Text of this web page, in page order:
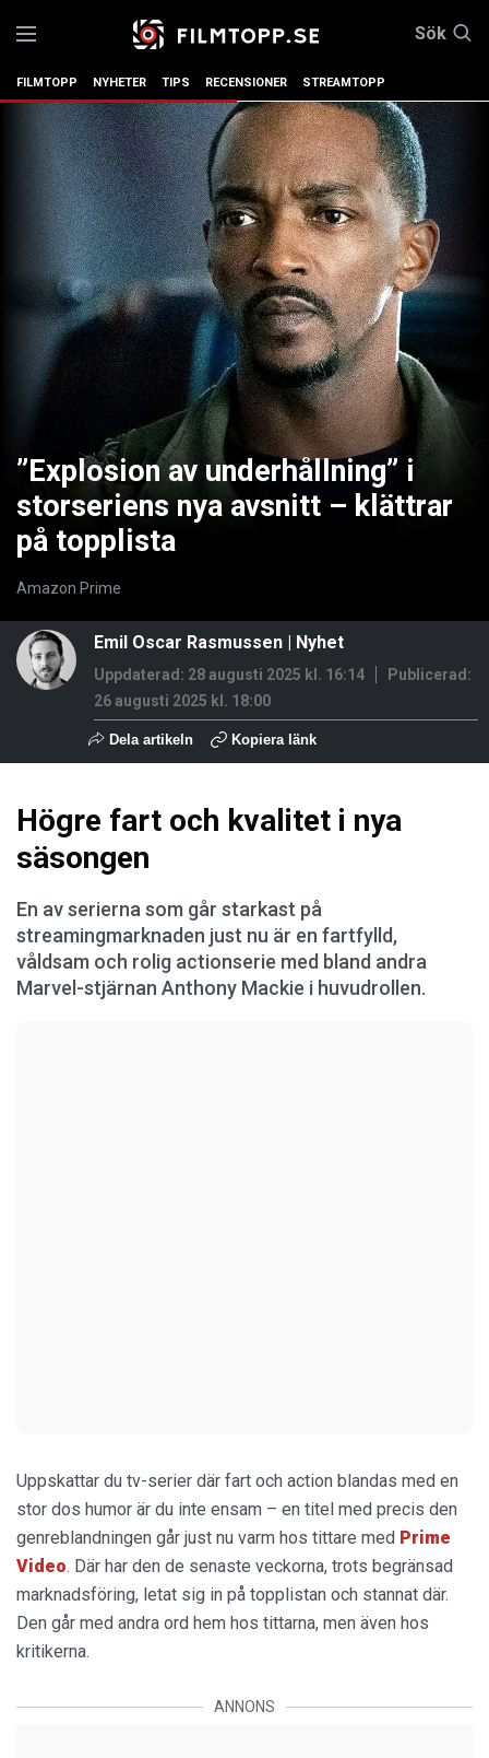
Sök
FILMTOPP NYHETER TIPS RECENSIONER STREAMTOPP
”Explosion av underhållning” i
storseriens nya avsnitt – klättrar
på topplista
Amazon Prime
Emil Oscar Rasmussen | Nyhet
Uppdaterad: 28 augusti 2025 kl. 16:14
Publicerad:
26 augusti 2025 kl. 18:00
Dela artikeln Kopiera länk
Högre fart och kvalitet i nya
säsongen
En av serierna som går starkast på
streamingmarknaden just nu är en fartfylld,
våldsam och rolig actionserie med bland andra
Marvel-stjärnan Anthony Mackie i huvudrollen.
Uppskattar du tv-serier där fart och action blandas med en
stor dos humor är du inte ensam – en titel med precis den
genreblandningen går just nu varm hos tittare med Prime
Video. Där har den de senaste veckorna, trots begränsad
marknadsföring, letat sig in på topplistan och stannat där.
Den går med andra ord hem hos tittarna, men även hos
kritikerna.
ANNONS